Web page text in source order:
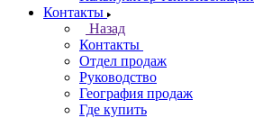
Контакты
Назад
Контакты
Отдел продаж
Руководство
География продаж
Где купить